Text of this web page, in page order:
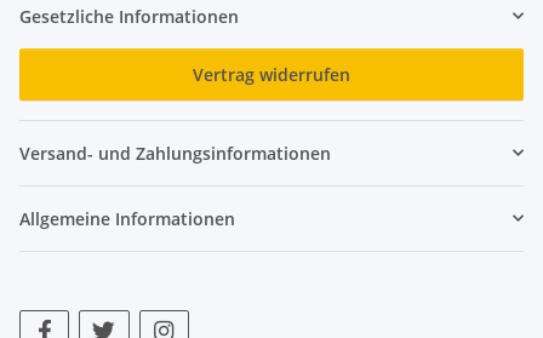
Gesetzliche Informationen
Vertrag widerrufen
Versand- und Zahlungsinformationen
Allgemeine Informationen